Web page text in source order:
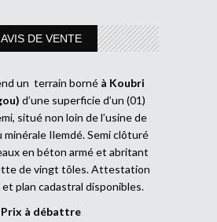
AVIS DE VENTE
un terrain borné à Koubri
d’une superficie d’un (01)
situé non loin de l’usine de
minérale Ilemdé. Semi clôturé
en béton armé et abritant
de vingt tôles. Attestation
plan cadastral disponibles.
Prix à débattre